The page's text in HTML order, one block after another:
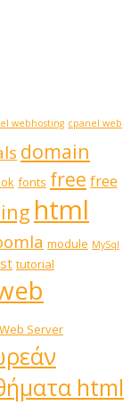
webhosting cpanel web
domain
fonts free free
html
module MySql
tutorial
Web Server
html